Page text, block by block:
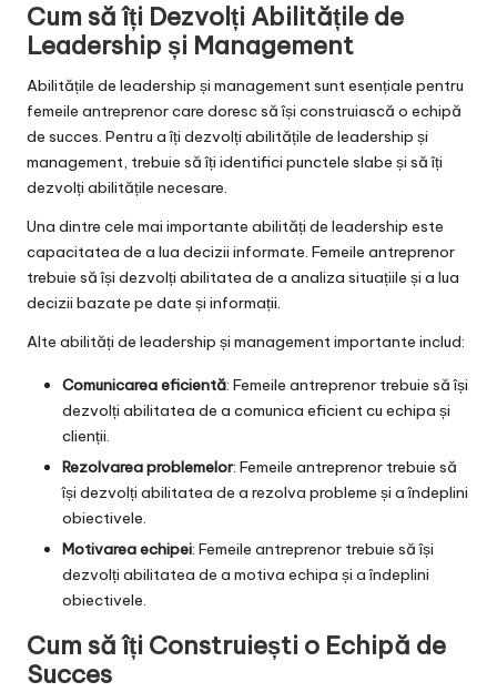
Cum să îți Dezvolți Abilitățile de
Leadership și Management
Abilitățile de leadership și management sunt esențiale pentru
femeile antreprenor care doresc să își construiască o echipă
de succes. Pentru a îți dezvolți abilitățile de leadership și
management, trebuie să îți identifici punctele slabe și să îți
dezvolți abilitățile necesare.
Una dintre cele mai importante abilități de leadership este
capacitatea de a lua decizii informate. Femeile antreprenor
trebuie să își dezvolți abilitatea de a analiza situațiile și a lua
decizii bazate pe date și informații.
Alte abilități de leadership și management importante includ:
Comunicarea eficientă: Femeile antreprenor trebuie să își
dezvolți abilitatea de a comunica eficient cu echipa și
clienții.
Rezolvarea problemelor: Femeile antreprenor trebuie să
își dezvolți abilitatea de a rezolva probleme și a îndeplini
obiectivele.
Motivarea echipei: Femeile antreprenor trebuie să își
dezvolți abilitatea de a motiva echipa și a îndeplini
obiectivele.
Cum să îți Construiești o Echipă de
Succes